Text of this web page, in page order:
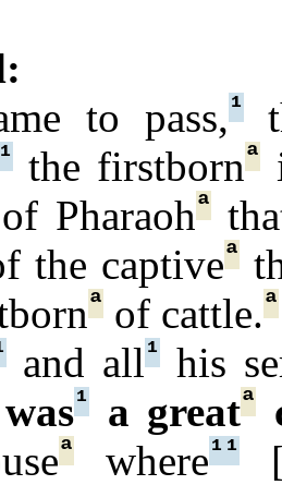
to pass,¹
¹the firstbornª
of Pharaohª
the captiveª
ªof cattle.ª
and all¹his
¹ a greatª
ª where¹ ¹